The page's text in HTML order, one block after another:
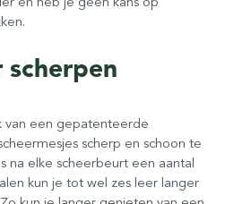
van een gepatenteerde
scherp en schoon te
na elke scheerbeurt een aantal
kun je tot wel zes leer langer